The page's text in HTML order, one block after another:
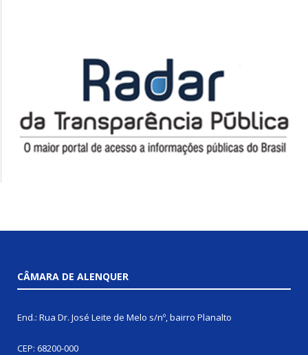
CÂMARA DE ALENQUER
End.: Rua Dr. José Leite de Melo s/nº, bairro Planalto
CEP: 68200-000